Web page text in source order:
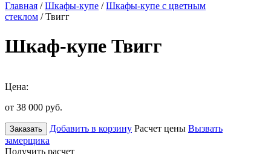
Главная /Шкафы-купе /Шкафы-купе с цветным
стеклом / Твигг
Шкаф-купе Твигг
Цена:
от 38 000 руб.
Заказать Добавить в корзину Расчет цены Вызвать
замерщика
Получить расчет